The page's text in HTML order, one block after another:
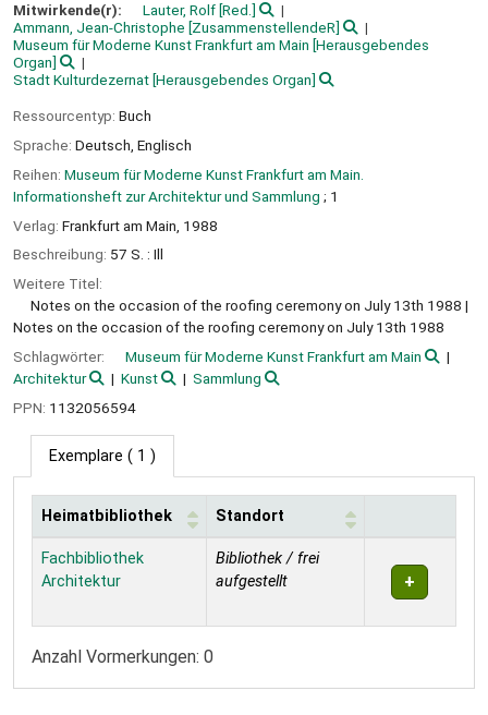
Mitwirkende(r): Lauter, Rolf [Red.]
Ammann, Jean-Christophe [ZusammenstellendeR]
Museum für Moderne Kunst Frankfurt am Main [Herausgebendes
Organ]
Stadt Kulturdezernat [Herausgebendes Organ]
Ressourcentyp: Buch
Sprache: Deutsch Englisch
Reihen: Museum für Moderne Kunst Frankfurt am Main.
Informationsheft zur Architektur und Sammlung ; 1
Verlag: Frankfurt am Main, 1988
Beschreibung: 57 S. : Ill
Weitere Titel:
Notes on the occasion of the roofing ceremony on July 13th 1988
Notes on the occasion of the roofing ceremony on July 13th 1988
Schlagwörter:
Museum für Moderne Kunst Frankfurt am Main
Architektur
Kunst
Sammlung
PPN: 1132056594
Exemplare ( 1 )
Exemplare
Heimatbibliothek Standort
Fachbibliothek
Architektur
Bibliothek / frei
aufgestellt
Anzahl Vormerkungen: 0